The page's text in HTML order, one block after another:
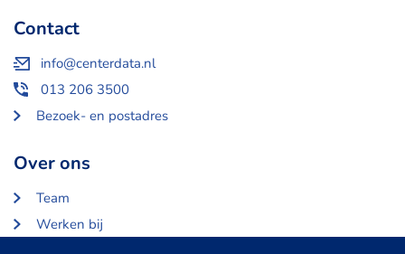
Contact
info@centerdata.nl
013 206 3500
Bezoek- en postadres
Over ons
Team
Werken bij